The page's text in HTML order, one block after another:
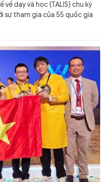
dạy và học (TALIS) chu kỳ
sự tham gia của 55 quốc gia